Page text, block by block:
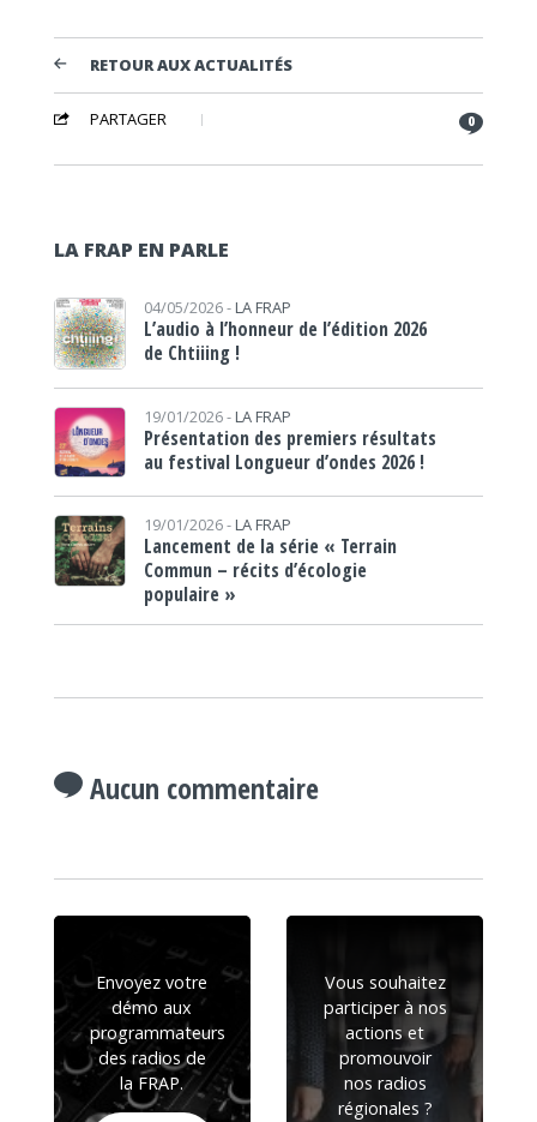
RETOUR AUX ACTUALITÉS
PARTAGER 0
LA FRAP EN PARLE
04/05/2026 - LA FRAP
L’audio à l’honneur de l’édition 2026
de Chtiiing !
19/01/2026 - LA FRAP
Présentation des premiers résultats
au festival Longueur d’ondes 2026 !
19/01/2026 - LA FRAP
Lancement de la série « Terrain
Commun – récits d’écologie
populaire »
Aucun commentaire
Envoyez votre
démo aux
programmateurs
des radios de
la FRAP.
Vous souhaitez
participer à nos
actions et
promouvoir
nos radios
régionales ?